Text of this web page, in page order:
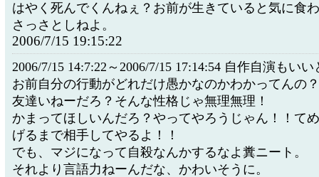
はやく死んでくんねぇ？お前が生きていると気に食
さっさとしねよ。
2006/7/15 19:15:22
2006/7/15 14:7:22～2006/7/15 17:14:54 自作自演もい
お前自分の行動がどれだけ愚かなのかわかってんの？
友達いねーだろ？そんな性格じゃ無理無理！
かまってほしいんだろ？やってやろうじゃん！！て
げるまで相手してやるよ！！
でも、マジになって自殺なんかするなよ糞ニート。
それより言語力ねーんだな、かわいそうに。